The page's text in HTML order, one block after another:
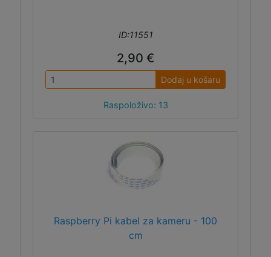
ID:11551
2,90 €
Dodaj u košaru
Raspoloživo: 13
Raspberry Pi kabel za kameru - 100
cm